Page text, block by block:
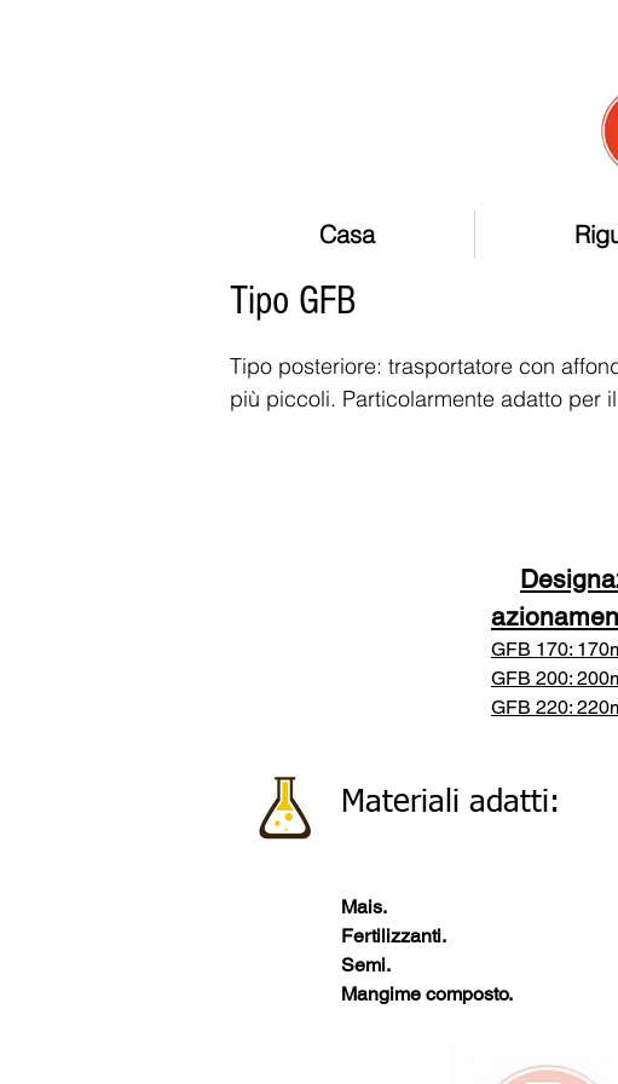
Casa
Tipo GFB
Tipo posteriore: trasportatore con
più piccoli. Particolarmente adatto per
GFB 170:
GFB 200:
GFB 220:
Materiali adatti:
Mais.
Fertilizzanti.
Semi.
Mangime composto.